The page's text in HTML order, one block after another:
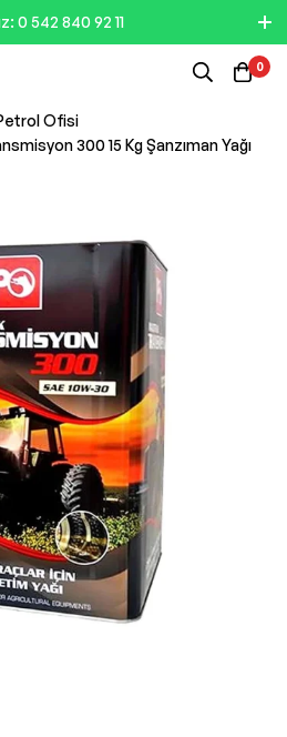
0 542 840 92 11
0
Ofisi
300 15 Kg Şanzıman Yağı